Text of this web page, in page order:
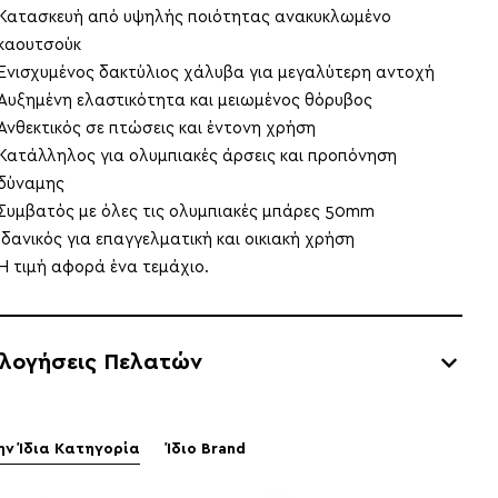
Κατασκευή από υψηλής ποιότητας ανακυκλωμένο
Ενισχυμένος δακτύλιος χάλυβα για μεγαλύτερη αντοχή
ελαστικότητα και μειωμένος θόρυβος
σε πτώσεις και έντονη χρήση
Κατάλληλος για ολυμπιακές άρσεις και προπόνηση
με όλες τις ολυμπιακές μπάρες 50mm
Ιδανικός για επαγγελματική και οικιακή χρήση
Η τιμή αφορά ένα τεμάχιο.
Πελατών
Ίδια Κατηγορία Ίδιο Brand